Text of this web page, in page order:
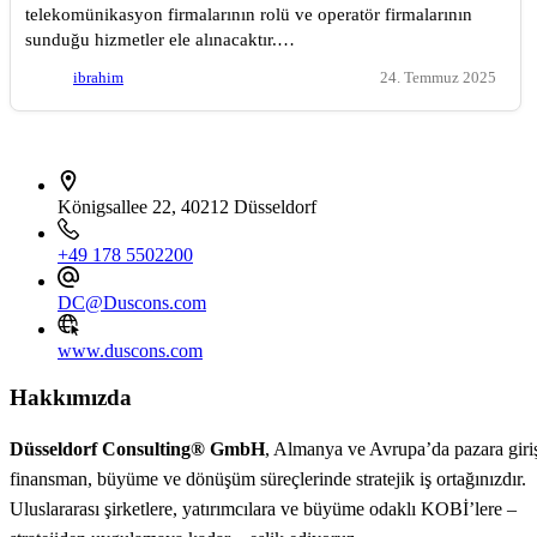
telekomünikasyon firmalarının rolü ve operatör firmalarının
sunduğu hizmetler ele alınacaktır.…
ibrahim 24. Temmuz 2025
Königsallee 22, 40212 Düsseldorf
+49 178 5502200
DC@Duscons.com
www.duscons.com
Hakkımızda
Düsseldorf Consulting® GmbH, Almanya ve Avrupa’da pazara
finansman, büyüme ve dönüşüm süreçlerinde stratejik iş ortağınızdır.
Uluslararası şirketlere, yatırımcılara ve büyüme odaklı KOBİ’lere –